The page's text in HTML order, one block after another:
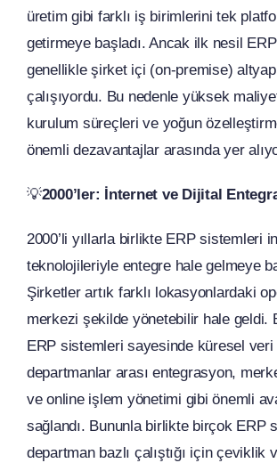
üretim gibi farklı iş birimlerini tek
getirmeye başladı. Ancak ilk nesil
genellikle şirket içi (on-premise)
çalışıyordu. Bu nedenle yüksek
kurulum süreçleri ve yoğun
önemli dezavantajlar arasında yer
💡2000’ler: İnternet ve Dijital
2000’li yıllarla birlikte ERP sistemleri
teknolojileriyle entegre hale gelmeye
Şirketler artık farklı lokasyonlardaki
merkezi şekilde yönetebilir hale geldi.
ERP sistemleri sayesinde küresel
departmanlar arası entegrasyon,
ve online işlem yönetimi gibi önemli
sağlandı. Bununla birlikte birçok ERP
departman bazlı çalıştığı için çeviklik